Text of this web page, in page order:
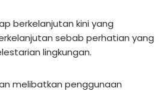
berkelanjutan kini yang
sebab perhatian yang
lingkungan.
melibatkan penggunaan